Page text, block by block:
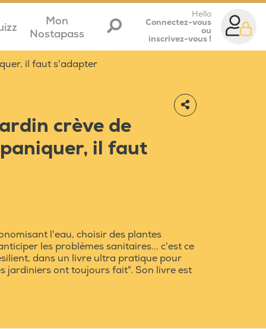
Mon
Nostapass
Hello
Connectez-vous
ou
inscrivez-vous !
il faut s'adapter
crève de
il faut
l'eau, choisir des plantes
les problèmes sanitaires... c'est ce
dans un livre ultra pratique pour
jardiniers ont toujours fait". Son livre est